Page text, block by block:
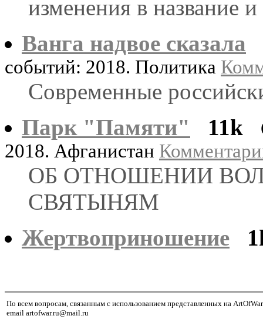
изменения в название и
Ванга надвое сказала
событий: 2018. Политика
Современные
Парк "Памяти"
11k
2018. Афганистан
ОБ ОТНОШЕНИИ
СВЯТЫНЯМ
Жертвоприношение
По всем вопросам, связанным с использованием представленных на
email artofwar.ru@mail.ru